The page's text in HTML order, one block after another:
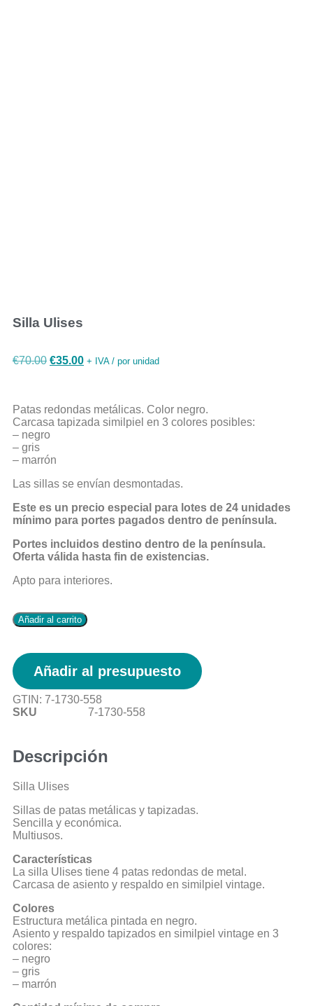
Silla Ulises
€70.00 €35.00 + IVA / por unidad
Patas redondas metálicas. Color negro.
Carcasa tapizada similpiel en 3 colores posibles:
– negro
– gris
– marrón
Las sillas se envían desmontadas.
Este es un precio especial para lotes de 24 unidades
mínimo para portes pagados dentro de península.
Portes incluidos destino dentro de la península.
Oferta válida hasta fin de existencias.
Apto para interiores.
Añadir al carrito
Añadir al presupuesto
GTIN: 7-1730-558
SKU
7-1730-558
Descripción
Silla Ulises
Sillas de patas metálicas y tapizadas.
Sencilla y económica.
Multiusos.
Características
La silla Ulises tiene 4 patas redondas de metal.
Carcasa de asiento y respaldo en similpiel vintage.
Colores
Estructura metálica pintada en negro.
Asiento y respaldo tapizados en similpiel vintage en 3
colores:
– negro
– gris
– marrón